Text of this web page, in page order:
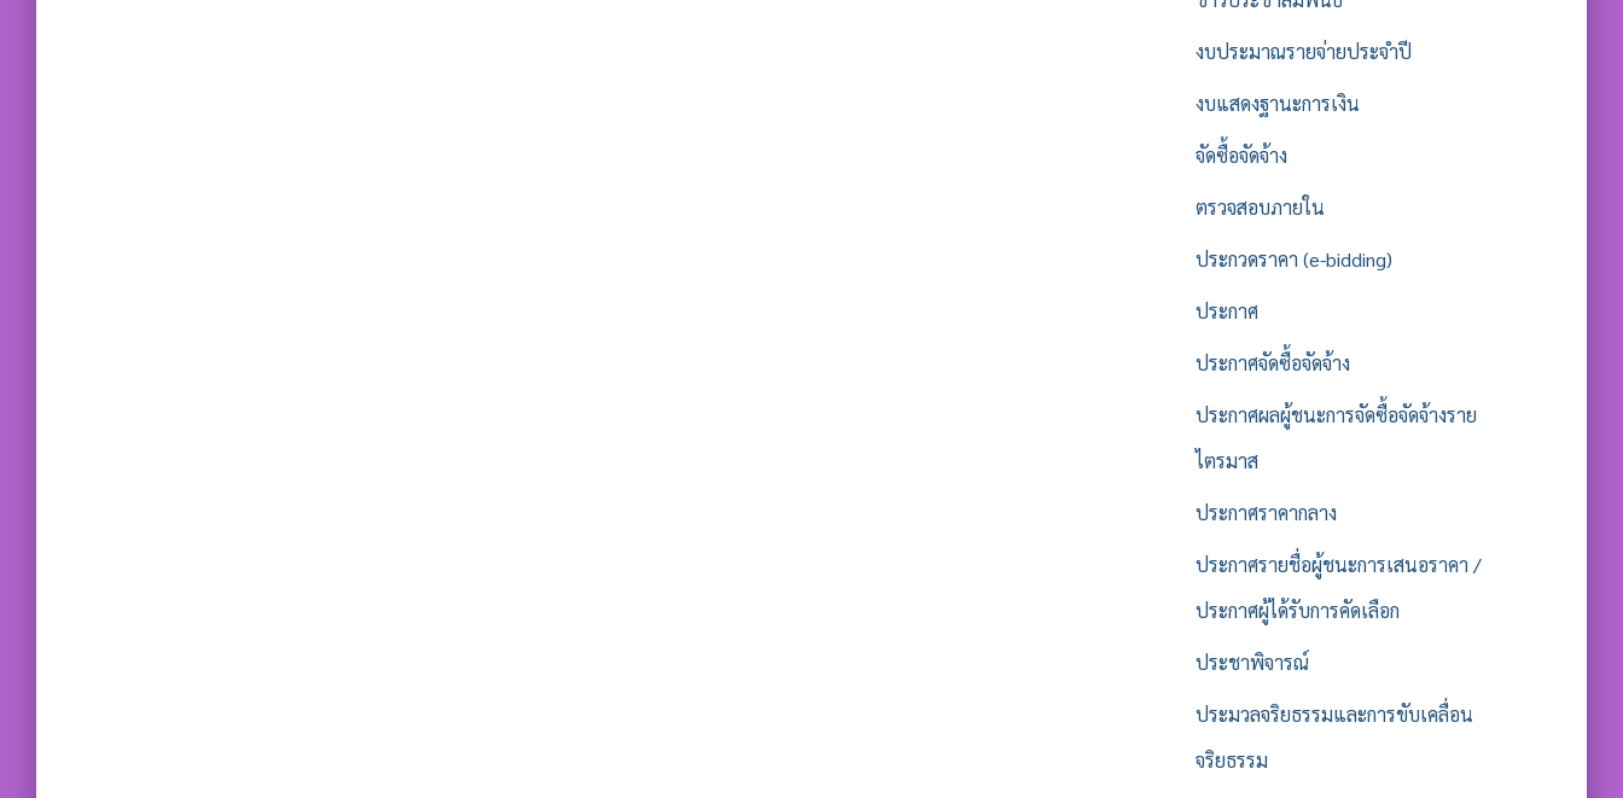
งบประมาณรายจ่ายประจำปี
งบแสดงฐานะการเงิน
จัดซื้อจัดจ้าง
ตรวจสอบภายใน
ประกวดราคา (e-bidding)
ประกาศ
ประกาศจัดซื้อจัดจ้าง
ประกาศผลผู้ชนะการจัดซื้อจัดจ้างราย
ไตรมาส
ประกาศราคากลาง
ประกาศรายชื่อผู้ชนะการเสนอราคา /
ประกาศผู้ได้รับการคัดเลือก
ประชาพิจารณ์
ประมวลจริยธรรมและการขับเคลื่อน
จริยธรรม